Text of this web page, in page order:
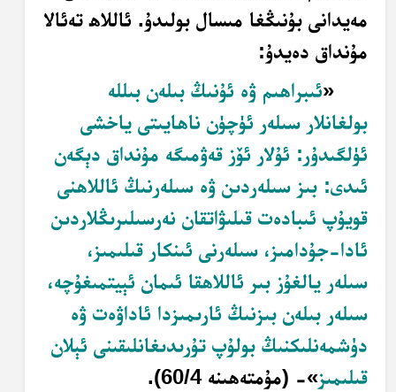
مەيدانى بۇنىڭغا مىسال بولىدۇ. ئاللاھ تەئالا
مۇنداق دەيدۇ:
«ئىبراھىم ۋە ئۇنىڭ بىلەن بىللە
بولغانلار سىلەر ئۈچۈن ناھايىتى ياخشى
ئۈلگىدۇر: ئۇلار ئۆز قەۋمىگە مۇنداق دېگەن
ئىدى: بىز سىلەردىن ۋە سىلەرنىڭ ئاللاھنى
قويۇپ ئىبادەت قىلىۋاتقان نەرسىلىرىڭلاردىن
ئادا-جۇدامىز، سىلەرنى ئىنكار قىلىمىز،
سىلەر يالغۇز بىر ئاللاھقا ئىمان ئېيتمىغۇچە،
سىلەر بىلەن بىزنىڭ ئارىمىزدا ئاداۋەت ۋە
دۈشمەنلىكنىڭ بولۇپ تۇرىدىغانلىقىنى ئېلان
قىلىمىز»- (مۇمتەھىنە 60/4).